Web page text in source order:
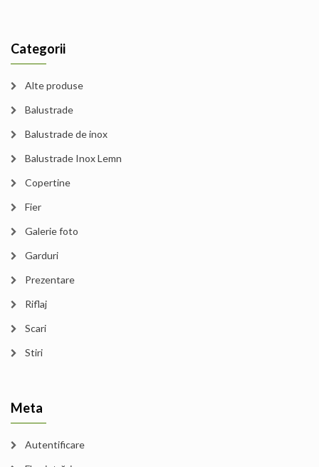
Categorii
Alte produse
Balustrade
Balustrade de inox
Balustrade Inox Lemn
Copertine
Fier
Galerie foto
Garduri
Prezentare
Riflaj
Scari
Stiri
Meta
Autentificare